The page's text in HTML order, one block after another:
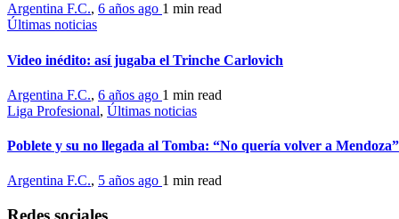
Argentina F.C., 6 años ago 1 min read
Últimas noticias
Video inédito: así jugaba el Trinche Carlovich
Argentina F.C., 6 años ago 1 min read
Liga Profesional, Últimas noticias
Poblete y su no llegada al Tomba: “No quería volver a Mendoza”
Argentina F.C., 5 años ago 1 min read
Redes sociales